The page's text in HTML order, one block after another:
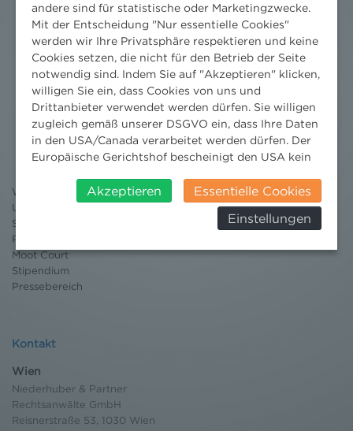
Nachrichten
News aktuell
Newsletter
Willkommen Umweltrecht
Umweltrechtsblog
Seminare
Publikationen
Moot Court
Stipendium
Pressebereich
Kontakt
Wien
Niederhuber & Partner
Rechtsanwälte GmbH
Reisnerstraße 53, 1030 Wien
andere sind für statistische oder Marketingzwecke.
Mit der Entscheidung "Nur essentielle Cookies"
werden wir Ihre Privatsphäre respektieren und keine
Cookies setzen, die nicht für den Betrieb der Seite
notwendig sind. Indem Sie auf "Akzeptieren" klicken,
willigen Sie ein, dass Cookies von uns und
Drittanbieter verwendet werden dürfen. Sie willigen
zugleich gemäß unserer DSGVO ein, dass Ihre Daten
in den USA/Canada verarbeitet werden dürfen. Der
Europäische Gerichtshof bescheinigt den USA kein
insbesondere das Risiko, dass ihre Daten durch US-
Behörden, zu Kontroll- und zu
Überwachungszwecken, verarbeitet werden und
werden können. Zudem finden Sie am
Bildschirmrand ein Cookie-Icon wo Sie jederzeit Ihre
Einwilligung widerrufen und Widerspruch ausüben.
Akzeptieren
Essentielle Cookies
Einstellungen